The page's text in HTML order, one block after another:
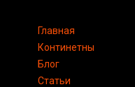
Главная
Континетны
Блог
Статьи